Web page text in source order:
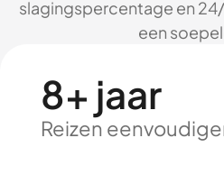
slagingspercentage en
een
8+ jaar
Reizen